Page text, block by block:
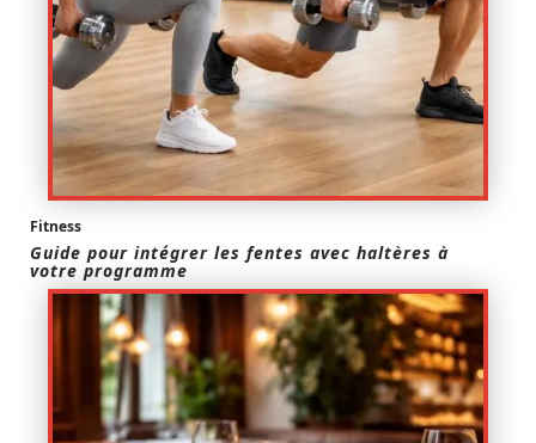
Fitness
Guide pour intégrer les fentes avec haltères à
votre programme